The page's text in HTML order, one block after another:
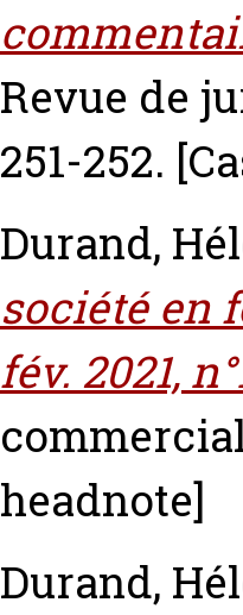
Revue de
251-252.
Durand,
société en
fév. 2021,
headnote]
Durand,